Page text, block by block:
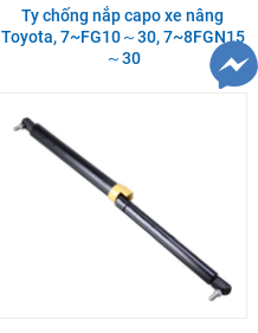
Ty chống nắp capo xe nâng
Toyota, 7~FG10～30, 7~8FGN15
～30